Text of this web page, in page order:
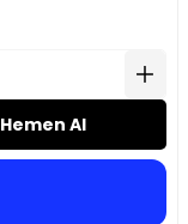
Hemen Al